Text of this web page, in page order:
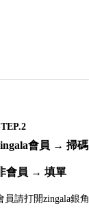
會員 → 掃碼
會員 → 填單
員請打開zingala銀角